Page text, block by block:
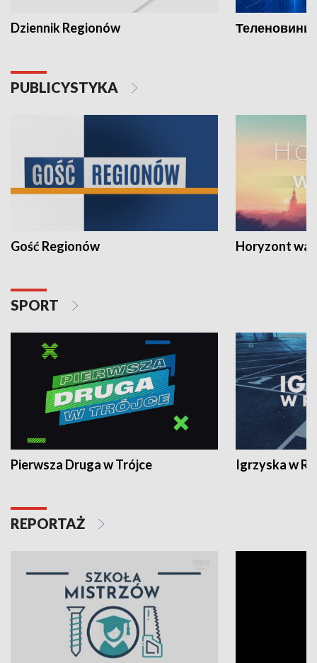
Dziennik Regionów Теленовини
PUBLICYSTYKA
Gość Regionów Horyzont
SPORT
Pierwsza Druga w Trójce Igrzyska w
REPORTAŻ